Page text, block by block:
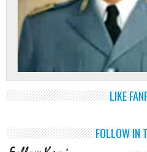
LIKE
FOLLOW IN